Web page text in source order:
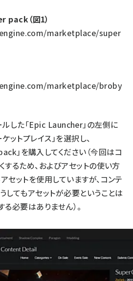
（図1）
marketplace/super
marketplace/broby
ルした「Epic Launcher」の左側に
ットプレイス」を選択し、
」を購入してください（今回はコ
するため、およびアセットの使い方
セットを使用していますが、コンテ
してもアセットが必要ということは
必要はありません）。